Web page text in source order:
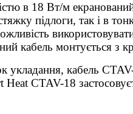
в 18 Вт/м
підлоги, так і в
кабель монтується
укладання, кабель
CTAV-18